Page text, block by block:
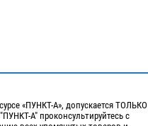
«ПУНКТ-А», допускается ТОЛЬКО
А" проконсультируйтесь с